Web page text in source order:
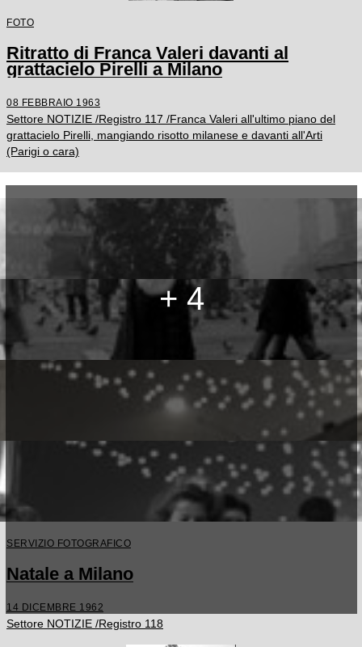
FOTO
Ritratto di Franca Valeri davanti al
grattacielo Pirelli a Milano
08 FEBBRAIO 1963
Settore NOTIZIE /Registro 117 /Franca Valeri all'ultimo piano del
grattacielo Pirelli, mangiando risotto milanese e davanti all'Arti
(Parigi o cara)
+ 4
SERVIZIO FOTOGRAFICO
Natale a Milano
14 DICEMBRE 1962
Settore NOTIZIE /Registro 118